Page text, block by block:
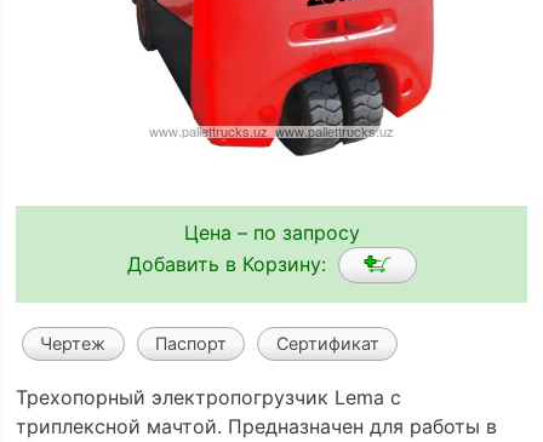
Цена – по запросу
Добавить в Корзину:
Чертеж Паспорт Сертификат
Трехопорный электропогрузчик Lema с
триплексной мачтой. Предназначен для работы в